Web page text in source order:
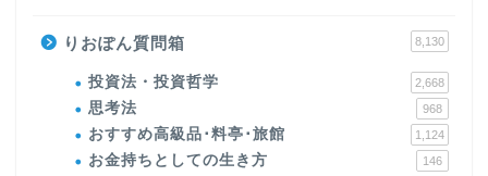
りおぽん質問箱 8,130
投資法・投資哲学 2,668
思考法 968
おすすめ高級品･料亭･旅館 1,124
お金持ちとしての生き方 146